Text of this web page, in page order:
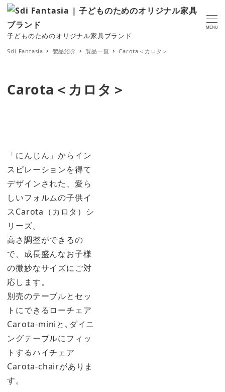
子どものためのオリジナル家具ブランド
MENU
Sdi Fantasia 製品紹介 製品一覧 Carota＜カロタ＞
Carota＜カロタ＞
「にんじん」からイン
スピレーションを得て
デザインされた、愛ら
しいフォルムの子供イ
スCarota（カロタ）シ
リーズ。
高さ調整ができるの
で、成長盛んなお子様
の微妙なサイズにご対
応します。
別売のテーブルとセッ
トにできるローチェア
Carota-miniと､ダイニ
ングテーブルにフィッ
トするハイチェア
Carota-chairがありま
す。